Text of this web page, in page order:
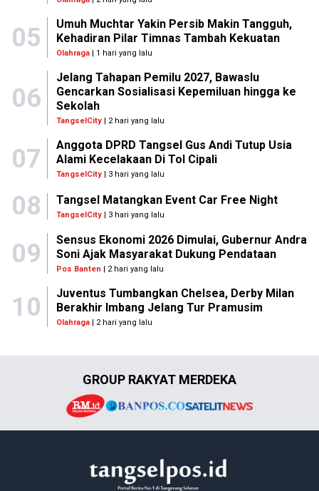
05
Umuh Muchtar Yakin Persib Makin Tangguh,
Kehadiran Pilar Timnas Tambah Kekuatan
Olahraga| 1 hari yang lalu
06
Jelang Tahapan Pemilu 2027, Bawaslu
Gencarkan Sosialisasi Kepemiluan hingga ke
Sekolah
TangselCity| 2 hari yang lalu
07
Anggota DPRD Tangsel Gus Andi Tutup Usia
Alami Kecelakaan Di Tol Cipali
TangselCity| 3 hari yang lalu
08 Tangsel Matangkan Event Car Free Night
TangselCity | 3 hari yang lalu
09
Sensus Ekonomi 2026 Dimulai, Gubernur Andra
Soni Ajak Masyarakat Dukung Pendataan
Pos Banten | 2 hari yang lalu
10
Juventus Tumbangkan Chelsea, Derby Milan
Berakhir Imbang Jelang Tur Pramusim
Olahraga| 2 hari yang lalu
GROUP RAKYAT MERDEKA